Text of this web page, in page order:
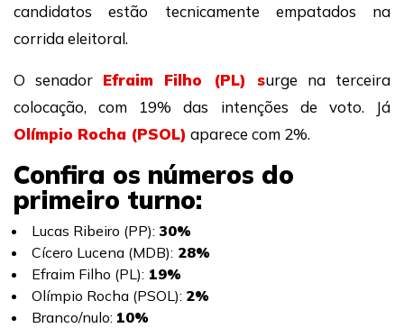
candidatos estão tecnicamente empatados na
corrida eleitoral.
O senador Efraim Filho (PL) surge na terceira
colocação, com 19% das intenções de voto. Já
Olímpio Rocha (PSOL) aparece com 2%.
Confira os números do
primeiro turno:
Lucas Ribeiro (PP): 30%
Cícero Lucena (MDB): 28%
Efraim Filho (PL): 19%
Olímpio Rocha (PSOL): 2%
Branco/nulo: 10%